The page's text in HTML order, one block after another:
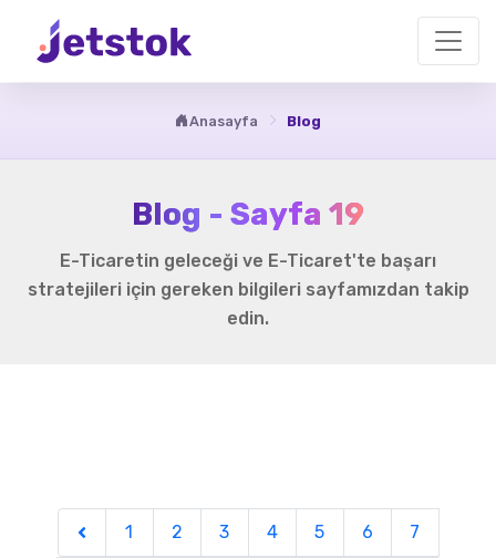
Anasayfa Blog
Blog - Sayfa 19
E-Ticaretin geleceği ve E-Ticaret'te başarı
stratejileri için gereken bilgileri sayfamızdan takip
edin.
1 2 3 4 5 6 7